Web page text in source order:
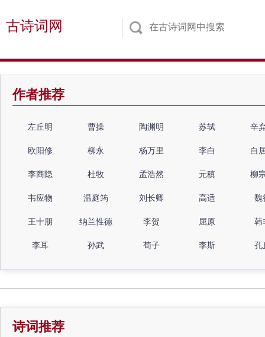
古诗词网
作者推荐
左丘明 曹操 陶渊明 苏轼 辛
欧阳修 柳永 杨万里 李白 白
李商隐 杜牧 孟浩然 元稹 柳
韦应物 温庭筠 刘长卿 高适 魏
王十朋 纳兰性德 李贺 屈原 韩
李耳 孙武 荀子 李斯 孔
诗词推荐